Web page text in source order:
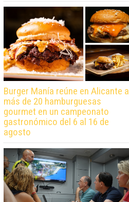
Burger Manía reúne en Alicante a
más de 20 hamburguesas
gourmet en un campeonato
gastronómico del 6 al 16 de
agosto